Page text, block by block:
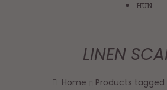
HUN
LINEN
Home Products tagged